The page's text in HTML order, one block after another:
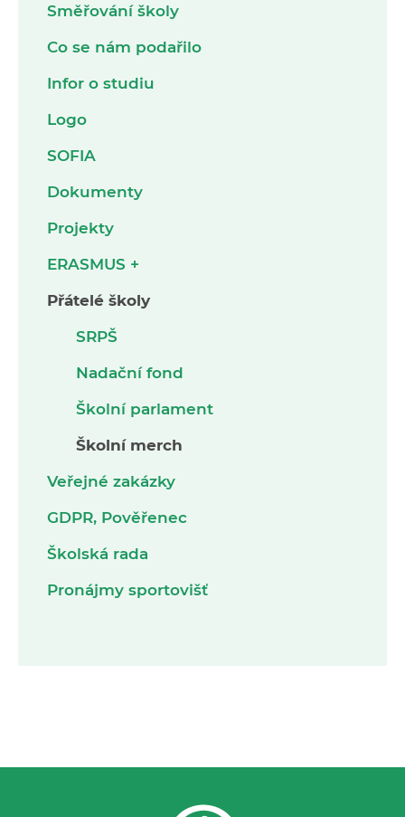
Směřování školy
Co se nám podařilo
Infor o studiu
Logo
SOFIA
Dokumenty
Projekty
ERASMUS +
Přátelé školy
SRPŠ
Nadační fond
Školní parlament
Školní merch
Veřejné zakázky
GDPR, Pověřenec
Školská rada
Pronájmy sportovišť